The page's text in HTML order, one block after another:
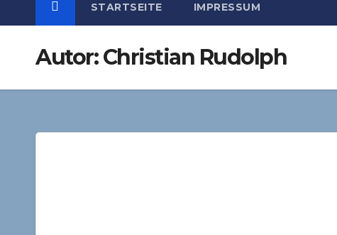
STARTSEITE IMPRESSUM
Autor:Christian Rudolph